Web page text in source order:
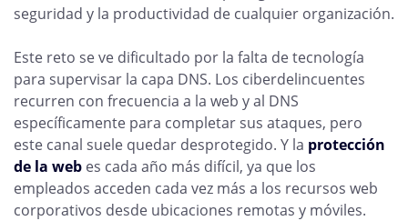
seguridad y la productividad de cualquier organización.
Este reto se ve dificultado por la falta de tecnología
para supervisar la capa DNS. Los ciberdelincuentes
recurren con frecuencia a la web y al DNS
específicamente para completar sus ataques, pero
este canal suele quedar desprotegido. Y la protección
de la web es cada año más difícil, ya que los
empleados acceden cada vez más a los recursos web
corporativos desde ubicaciones remotas y móviles.